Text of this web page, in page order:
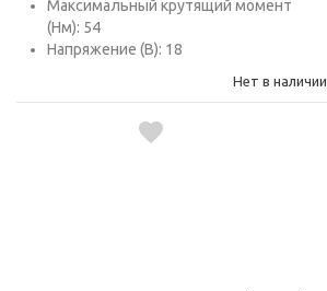
Максимальный крутящий момент
(Нм): 54
Напряжение (В): 18
Нет в наличии